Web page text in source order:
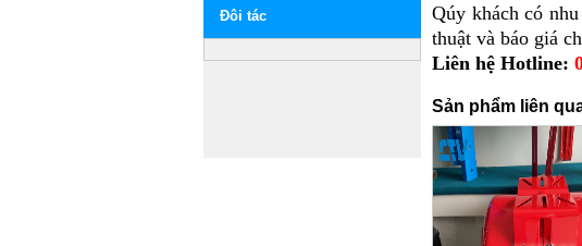
Ðôi tác
Qúy khách có
thuật và báo giá
Liên hệ Hotline:
Sản phẩm liên